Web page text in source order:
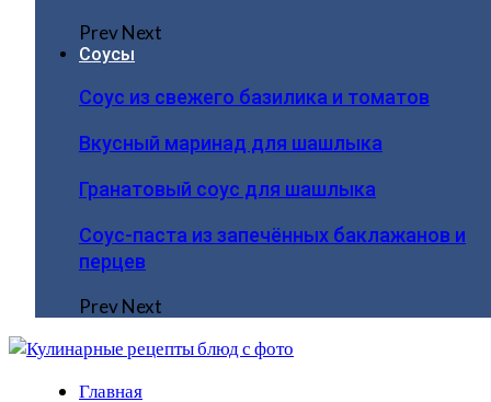
PrevNext
Соусы
Соус из свежего базилика и томатов
Вкусный маринад для шашлыка
Гранатовый соус для шашлыка
Соус-паста из запечённых баклажанов и
перцев
PrevNext
Главная